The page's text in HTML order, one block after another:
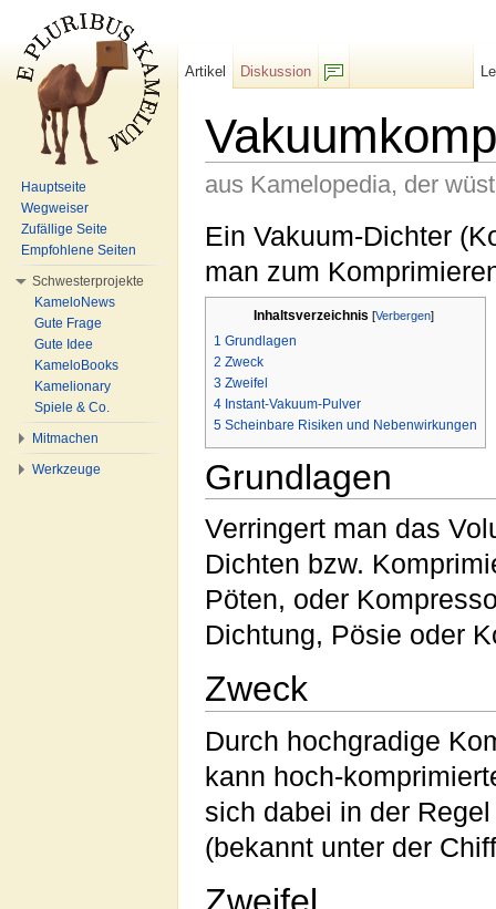
aus Kamelopedia, der
Ein Vakuum-Dichter
man zum
Inhaltsverzeichnis [Verbergen]
1 Grundlagen
2 Zweck
3 Zweifel
4 Instant-Vakuum-Pulver
5 Scheinbare Risiken und Nebenwirkungen
Grundlagen
Verringert man das
Dichten bzw.
Pöten, oder
Dichtung, Pösie oder
Zweck
Durch hochgradige
kann hoch-
sich dabei in der
(bekannt unter der
Artikel
Diskussion
Hauptseite
Wegweiser
Zufällige Seite
Empfohlene Seiten
Schwesterprojekte
KameloNews
Gute Frage
Gute Idee
KameloBooks
Kamelionary
Spiele & Co.
Mitmachen
Werkzeuge